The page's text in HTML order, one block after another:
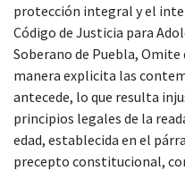
protección integral y el
Código de Justicia para
Soberano de Puebla, Omite
manera explicita las
antecede, lo que resulta
principios legales de la
edad, establecida en el
precepto constitucional,